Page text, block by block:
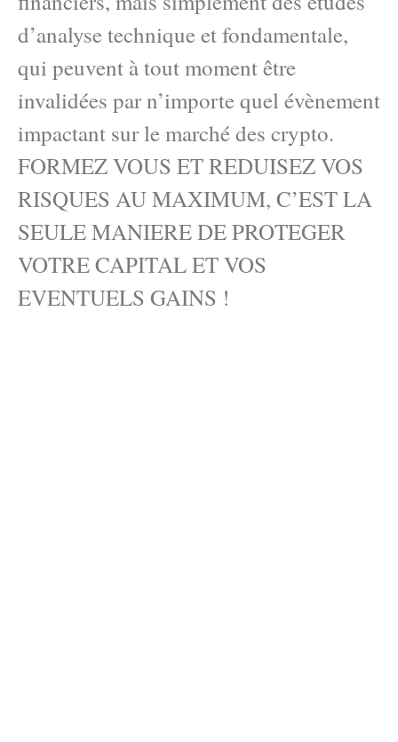
d’analyse technique et fondamentale,
qui peuvent à tout moment être
invalidées par n’importe quel évènement
impactant sur le marché des crypto.
FORMEZ VOUS ET REDUISEZ VOS
RISQUES AU MAXIMUM, C’EST LA
SEULE MANIERE DE PROTEGER
VOTRE CAPITAL ET VOS
EVENTUELS GAINS !